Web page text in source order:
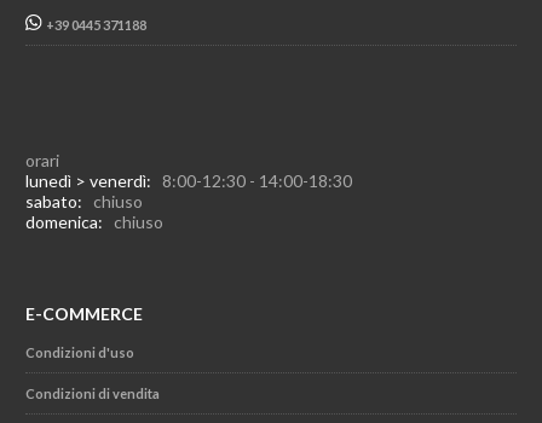
+39 0445 371188
orari
lunedì > venerdì: 8:00-12:30 - 14:00-18:30
sabato: chiuso
domenica: chiuso
E-COMMERCE
Condizioni d'uso
Condizioni di vendita